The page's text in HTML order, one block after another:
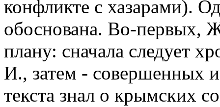
конфликте с хазарами).
обоснована. Во-первых,
плану: сначала следует
И., затем - совершенных
текста знал о крымских